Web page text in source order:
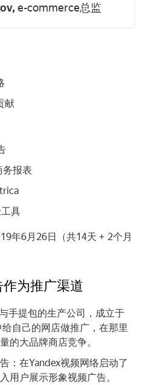
e-commerce总监
献
务报表
具
年6月26日（共14天 + 2个月
为推广渠道
手提包的生产公司，成立于
自己的网店做推广，在那里
的大品牌商店竞争。
：在Yandex视频网络启动了
用户展示形象视频广告。